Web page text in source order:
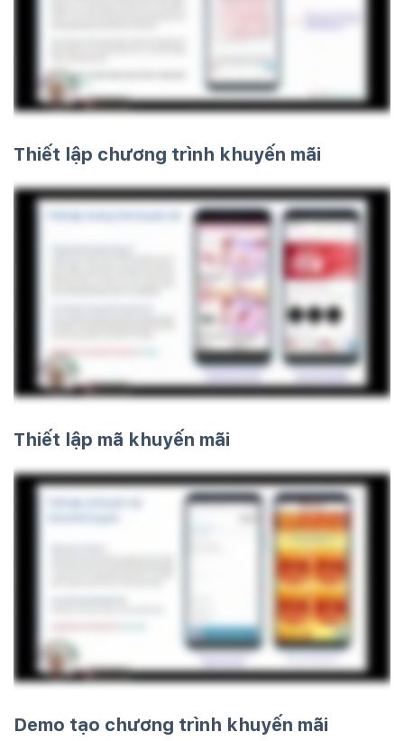
Thiết lập chương trình khuyến mãi
Thiết lập mã khuyến mãi
Demo tạo chương trình khuyến mãi